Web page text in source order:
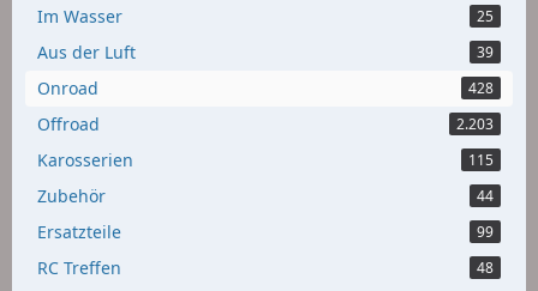
Im Wasser 25
Aus der Luft 39
Onroad 428
Offroad 2.203
Karosserien 115
Zubehör 44
Ersatzteile 99
RC Treffen 48